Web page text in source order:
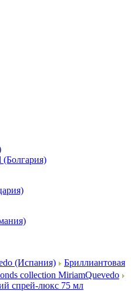
(Болгария)
(Испания)
Бриллиантовая
collection MiriamQuevedo
спрей-люкс 75 мл